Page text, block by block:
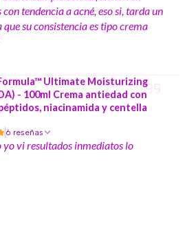
tendencia a acné, eso si, tarda un
su consistencia es tipo crema
Ultimate Moisturizing
- 100ml Crema antiedad con
niacinamida y centella
6 reseñas
yo vi resultados inmediatos lo